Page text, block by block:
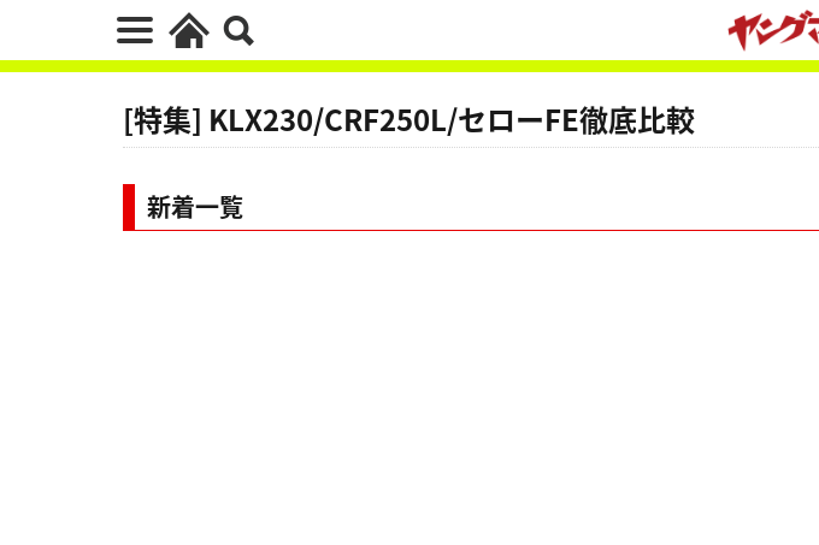
[特集] KLX230/CRF250L/セローFE徹底比較
新着一覧